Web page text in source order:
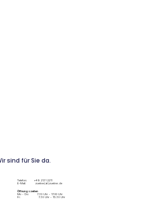
sind für Sie da.
Telefon: +49 2131 2211
E-Mail: zuelow(at)zuelow.de
Öffnungszeiten
Mo - Do: 7.30 Uhr - 17.00 Uhr
Fr: 7.30 Uhr - 15:30 Uhr